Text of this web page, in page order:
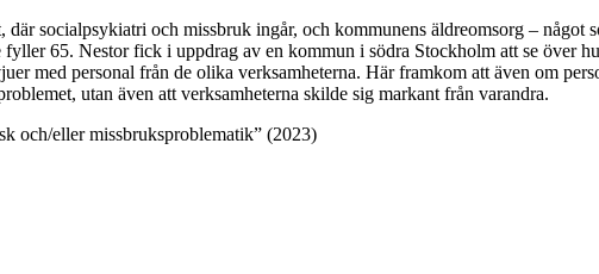
socialpsykiatri och missbruk ingår, och kommunens äldreomsorg – något
65. Nestor fick i uppdrag av en kommun i södra Stockholm att se över
med personal från de olika verksamheterna. Här framkom att även om
utan även att verksamheterna skilde sig markant från varandra.
och/eller missbruksproblematik” (2023)